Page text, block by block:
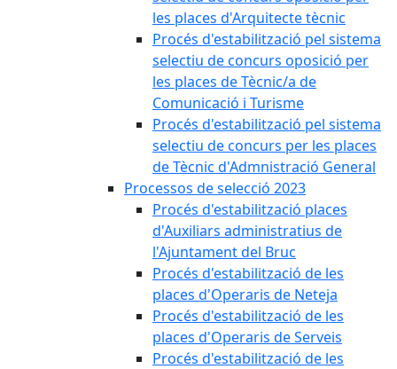
les places d'Arquitecte tècnic
Procés d'estabilització pel sistema
selectiu de concurs oposició per
les places de Tècnic/a de
Comunicació i Turisme
Procés d'estabilització pel sistema
selectiu de concurs per les places
de Tècnic d'Admnistració General
Processos de selecció 2023
Procés d'estabilització places
d'Auxiliars administratius de
l'Ajuntament del Bruc
Procés d'estabilització de les
places d'Operaris de Neteja
Procés d'estabilització de les
places d'Operaris de Serveis
Procés d'estabilització de les